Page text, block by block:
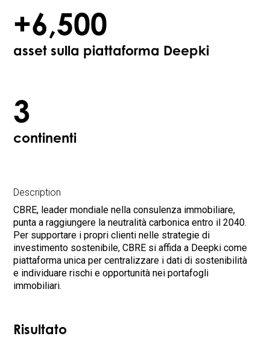
+6,500
asset sulla piattaforma Deepki
3
continenti
Description
CBRE, leader mondiale nella consulenza immobiliare,
punta a raggiungere la neutralità carbonica entro il 2040.
Per supportare i propri clienti nelle strategie di
investimento sostenibile, CBRE si affida a Deepki come
piattaforma unica per centralizzare i dati di sostenibilità
e individuare rischi e opportunità nei portafogli
immobiliari.
Risultato